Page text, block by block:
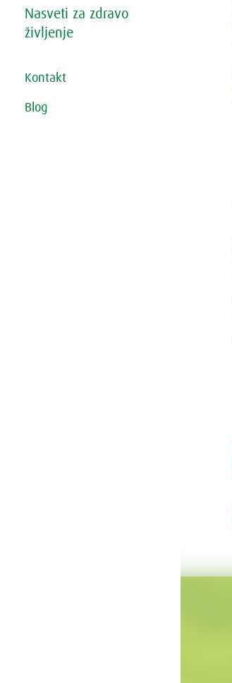
Nasveti za zdravo
življenje
Kontakt
Blog